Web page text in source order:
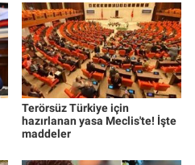
Terörsüz Türkiye için
hazırlanan yasa Meclis'te! İşte
maddeler